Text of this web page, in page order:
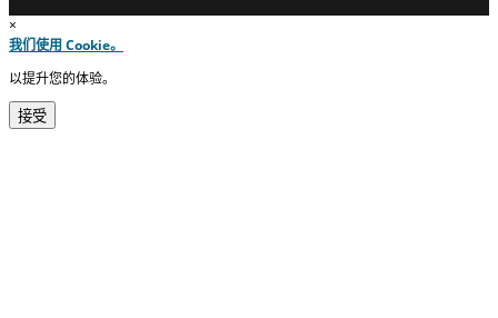
×
我们使用 Cookie。
以提升您的体验。
接受